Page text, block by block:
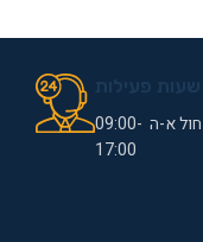
ימי חול א-ה 09:00-
17:00